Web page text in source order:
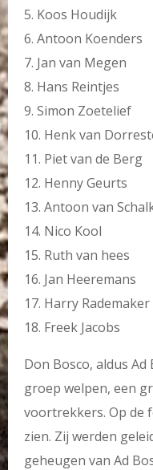
5. Koos Houdijk
6. Antoon Koenders
7. Jan van Megen
8. Hans Reintjes
9. Simon Zoetelief
10. Henk van
11. Piet van de Berg
12. Henny Geurts
13. Antoon van
14. Nico Kool
15. Ruth van hees
16. Jan Heeremans
17. Harry Rademaker
18. Freek Jacobs
Don Bosco, aldus
groep welpen, een
voortrekkers. Op de
zien. Zij werden
geheugen van Ad